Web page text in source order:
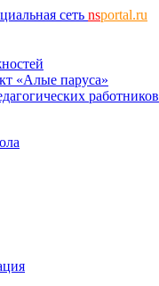
сеть nsportal.ru
«Алые паруса»
работников